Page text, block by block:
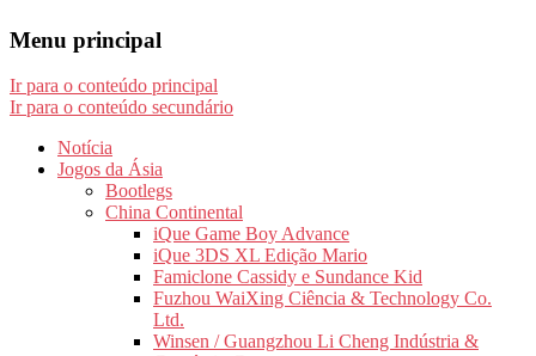
Menu principal
Ir para o conteúdo principal
Ir para o conteúdo secundário
Notícia
Jogos da Ásia
Bootlegs
China Continental
iQue Game Boy Advance
iQue 3DS XL Edição Mario
Famiclone Cassidy e Sundance Kid
Fuzhou WaiXing Ciência & Technology Co.
Ltd.
Winsen / Guangzhou Li Cheng Indústria &